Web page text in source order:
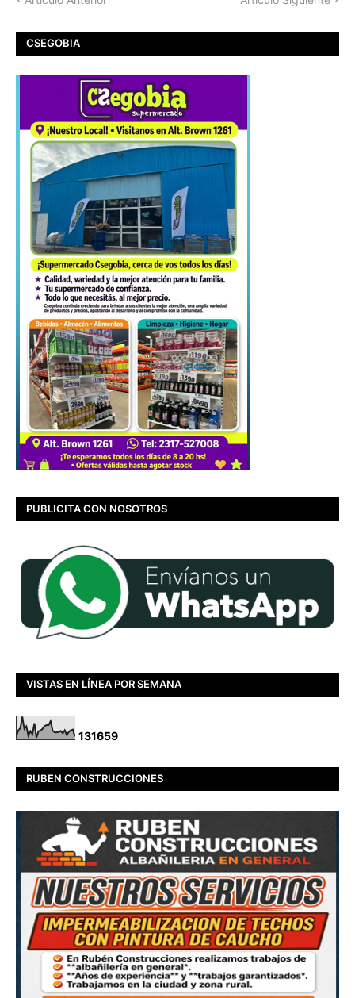
CSEGOBIA
PUBLICITA CON NOSOTROS
VISTAS EN LÍNEA POR SEMANA
131659
RUBEN CONSTRUCCIONES